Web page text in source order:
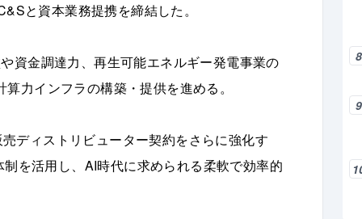
と資本業務提携を締結した。
資金調達力、再生可能エネルギー発電事業の
力インフラの構築・提供を進める。
ディストリビューター契約をさらに強化す
を活用し、AI時代に求められる柔軟で効率的
8
9